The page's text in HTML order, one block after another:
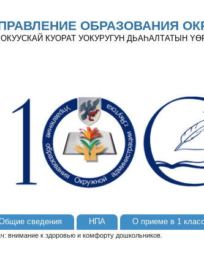
ОБРАЗОВАНИЯ
КУОРАТ УОКУРУГУН ДЬАҺАЛТАТЫН
сведения НПА О приеме в 1 класс
внимание к здоровью и комфорту дошкольников.